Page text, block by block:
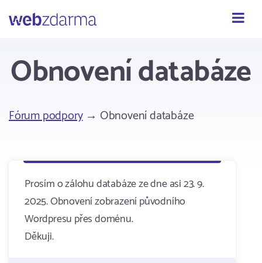
Webzdarma
Obnovení databáze
Fórum podpory→ Obnovení databáze
Prosím o zálohu databáze ze dne asi 23. 9.
2025. Obnovení zobrazení původního
Wordpresu přes doménu.
Děkuji.